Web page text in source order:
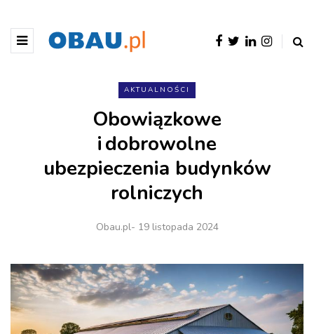
AKTUALNOŚCI
Obowiązkowe
i dobrowolne
ubezpieczenia budynków
rolniczych
Obau.pl- 19 listopada 2024